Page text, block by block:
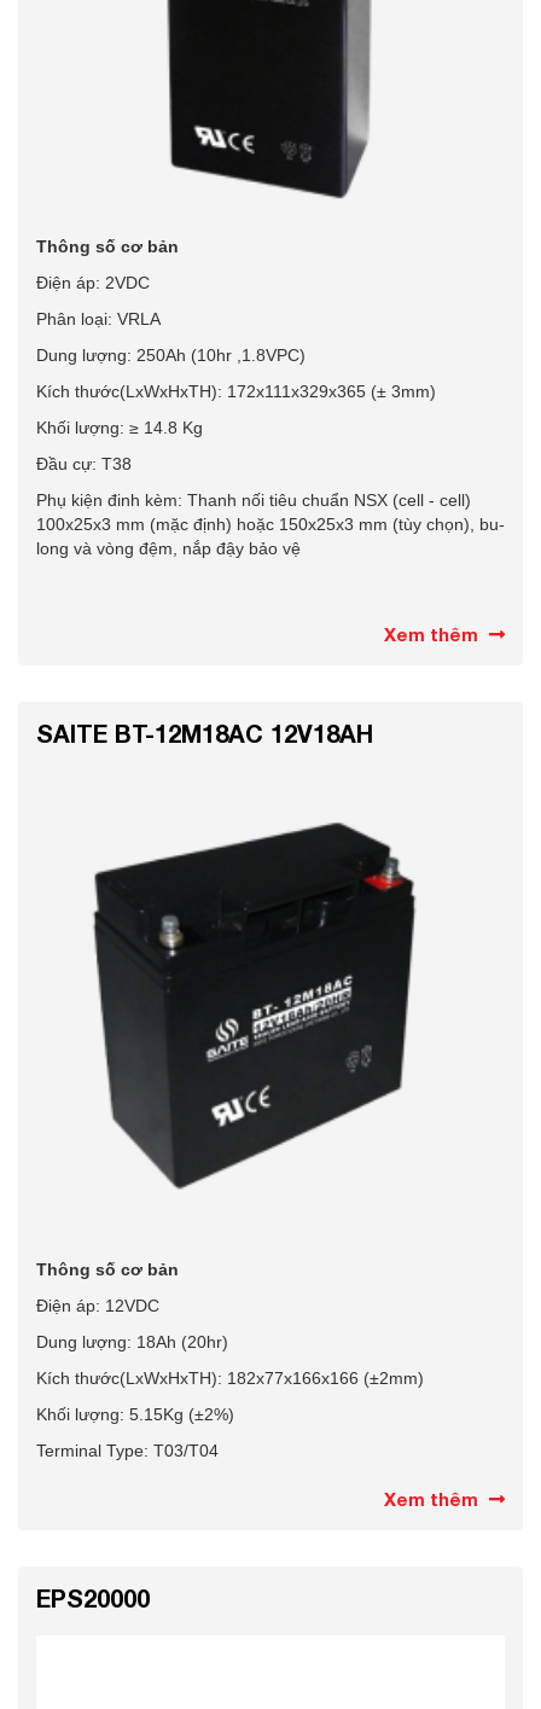
Thông số cơ bản
Điện áp: 2VDC
Phân loại: VRLA
Dung lượng: 250Ah (10hr ,1.8VPC)
Kích thước(LxWxHxTH): 172x111x329x365 (± 3mm)
Khối lượng: ≥ 14.8 Kg
Đầu cự: T38
Phụ kiện đinh kèm: Thanh nối tiêu chuẩn NSX (cell - cell)
100x25x3 mm (mặc định) hoặc 150x25x3 mm (tùy chọn), bu-
long và vòng đệm, nắp đậy bảo vệ
Xem thêm
SAITE BT-12M18AC 12V18AH
Thông số cơ bản
Điện áp: 12VDC
Dung lượng: 18Ah (20hr)
Kích thước(LxWxHxTH): 182x77x166x166 (±2mm)
Khối lượng: 5.15Kg (±2%)
Terminal Type: T03/T04
Xem thêm
EPS20000